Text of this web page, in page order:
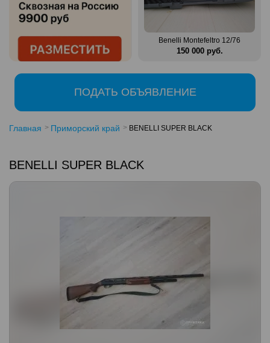
76 Zauer 303. 300 Win Mag
380 000 руб.
Benelli Montefeltro 12/76
150 000 руб.
ПОДАТЬ ОБЪЯВЛЕНИЕ
Главная Приморский край BENELLI SUPER BLACK
BENELLI SUPER BLACK